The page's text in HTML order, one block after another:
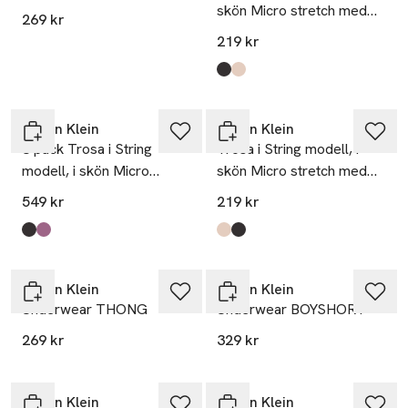
269 kr
skön Micro stretch med
vacker spetskant
219 kr
Produkten finns i färgerna:
Black
Cedar
Calvin Klein
3 pack Trosa i String
modell, i skön Micro
stretch med vacker
549 kr
Produkten finns i färgerna:
Black/Black/Black
Iron/ Crystal Blush/ Dusty Orchid,
Calvin Klein
Trosa i String modell, i
skön Micro stretch med
vacker spetskant
219 kr
Produkten finns i färgerna:
Cedar
Black
Calvin Klein
Underwear THONG
269 kr
Calvin Klein
Underwear BOYSHORT
329 kr
Calvin Klein Calvin Klein